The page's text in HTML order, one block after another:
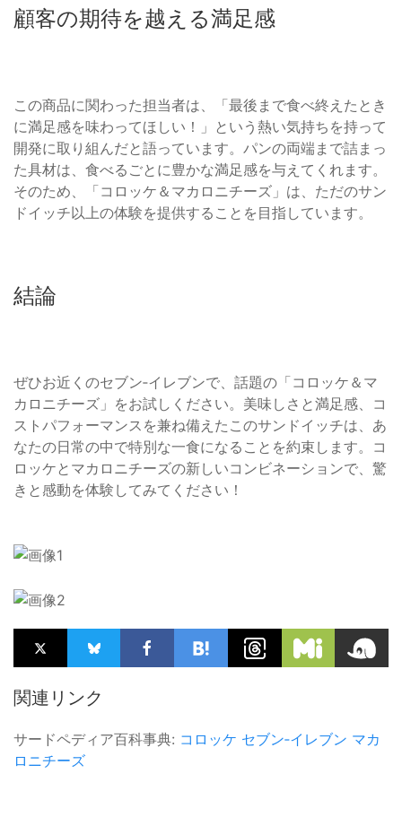
顧客の期待を越える満足感
この商品に関わった担当者は、「最後まで食べ終えたとき
に満足感を味わってほしい！」という熱い気持ちを持って
開発に取り組んだと語っています。パンの両端まで詰まっ
た具材は、食べるごとに豊かな満足感を与えてくれます。
そのため、「コロッケ＆マカロニチーズ」は、ただのサン
ドイッチ以上の体験を提供することを目指しています。
結論
ぜひお近くのセブン‐イレブンで、話題の「コロッケ＆マ
カロニチーズ」をお試しください。美味しさと満足感、コ
ストパフォーマンスを兼ね備えたこのサンドイッチは、あ
なたの日常の中で特別な一食になることを約束します。コ
ロッケとマカロニチーズの新しいコンビネーションで、驚
きと感動を体験してみてください！
関連リンク
サードペディア百科事典: コロッケ セブン‐イレブン マカ
ロニチーズ